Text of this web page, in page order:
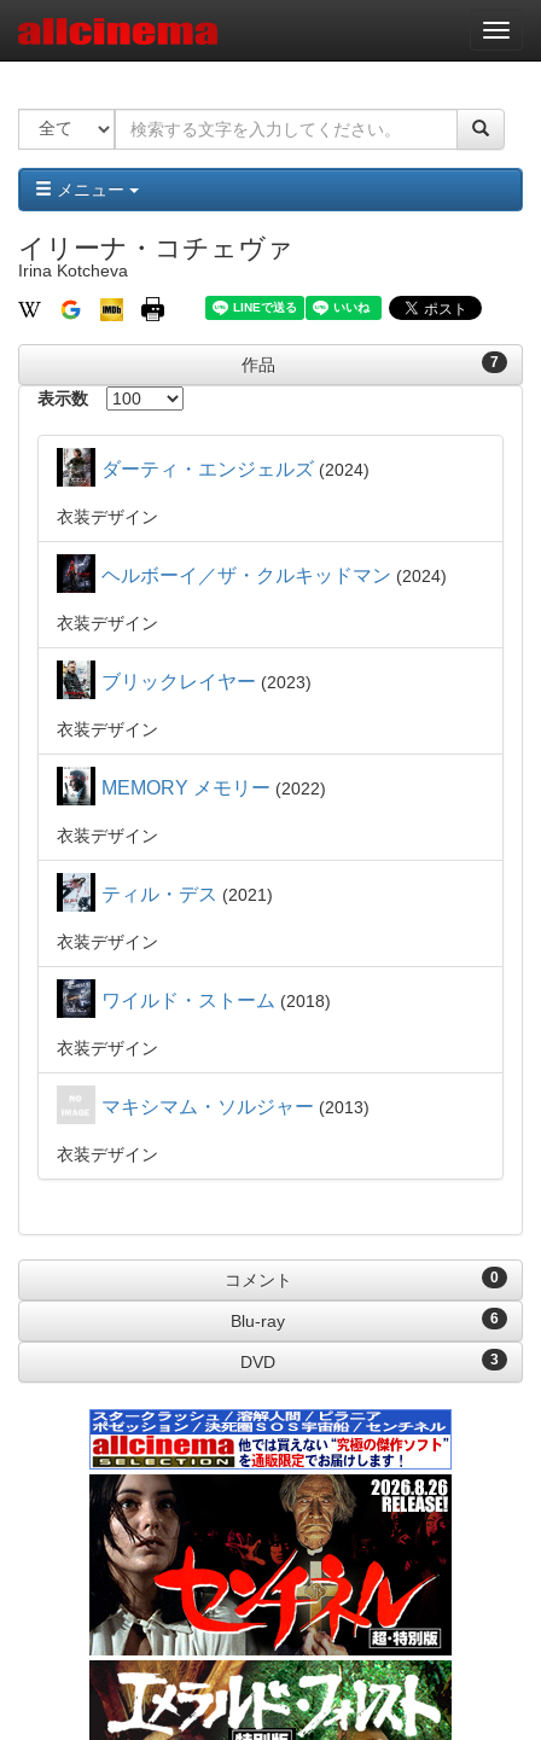
ナ
ビ
ー
ョ
ン
メニュー
イリーナ・コチェヴァ
Irina Kotcheva
7
作品
表示数
ダーティ・エンジェルズ 2024
衣装デザイン
ヘルボーイ／ザ・クルキッドマン 2024
衣装デザイン
ブリックレイヤー 2023
衣装デザイン
MEMORY メモリー 2022
衣装デザイン
ティル・デス 2021
衣装デザイン
ワイルド・ストーム 2018
衣装デザイン
マキシマム・ソルジャー 2013
衣装デザイン
0
コメント
6
Blu-ray
3
DVD